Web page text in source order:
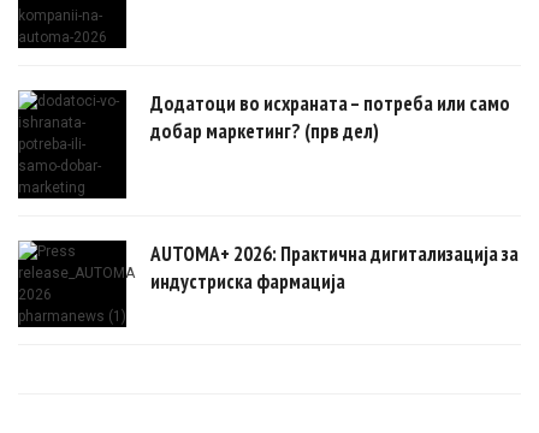
Додатоци во исхраната – потреба или само
добар маркетинг? (прв дел)
AUTOMA+ 2026: Практична дигитализација за
индустриска фармација